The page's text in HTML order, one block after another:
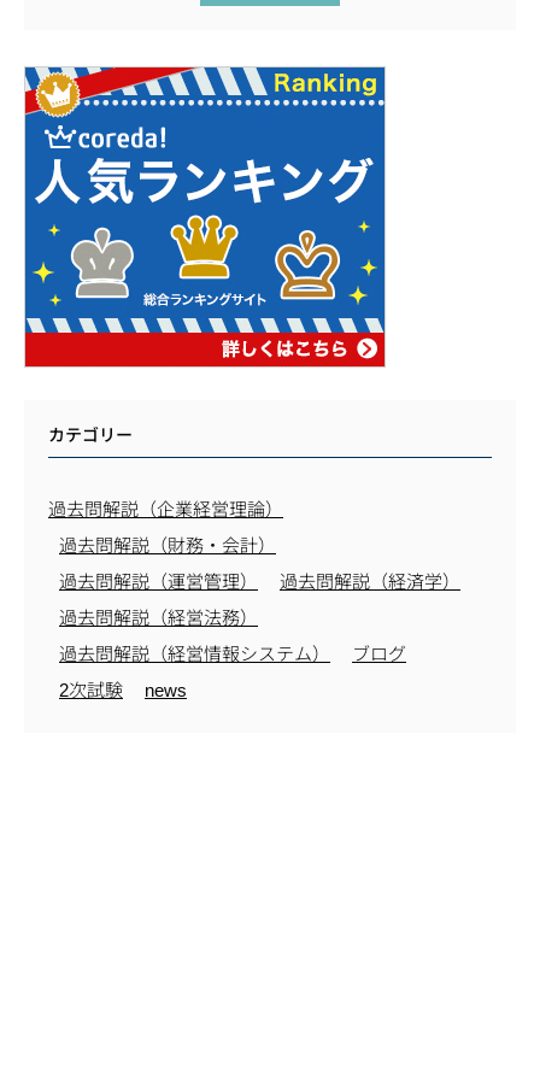
カテゴリー
過去問解説（企業経営理論）
過去問解説（財務・会計）
過去問解説（運営管理）
過去問解説（経済学）
過去問解説（経営法務）
過去問解説（経営情報システム）
ブログ
2次試験
news